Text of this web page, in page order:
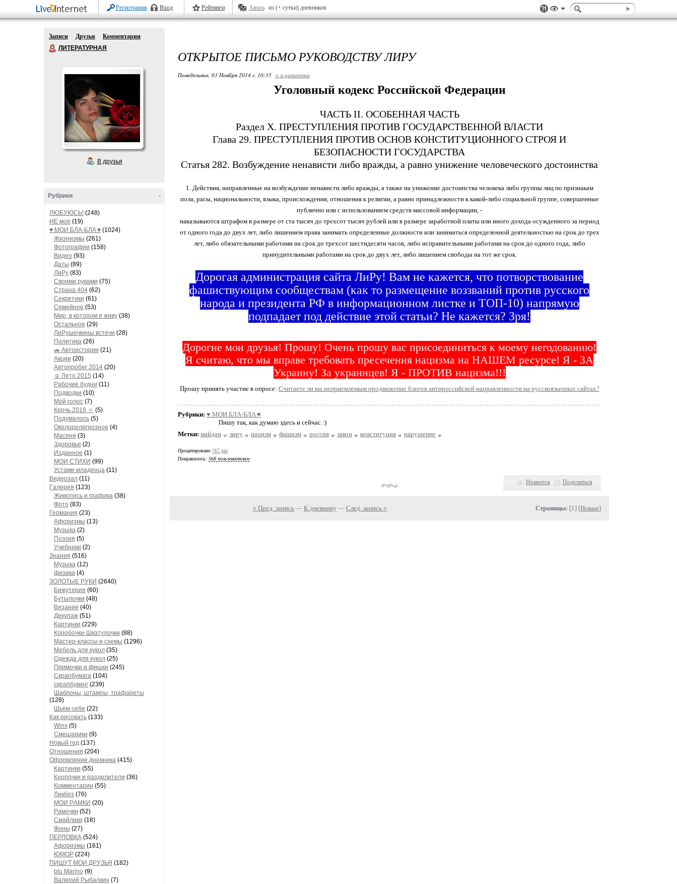
Регистрация Вход Рейтинги Авось из (+ сутки) дневников
Записи Друзья
Комментарии
ЛИТЕРАТУРНАЯ
В друзья
-
Рубрики
ЛЮБУЮСЬ! (248)
НЕ моё (19)
♥ МОИ БЛA-БЛA ♥ (1024)
Жизнизмы (261)
Фотографии (158)
Видео (93)
Даты (89)
ЛиРу (83)
Своими руками (75)
Страна 404 (62)
Секретики (61)
Семейное (53)
Мир, в котором я живу (38)
Остальное (29)
ЛиРушечкины встечи (28)
Политика (26)
🚗 Автоистории (21)
Акции (20)
Автопробег 2014 (20)
☺ Лето 2015 (14)
Рабочие будни (11)
Подводки (10)
Мой голос (7)
Керчь 2016 🔅 (5)
Подумалось (5)
Околорелигиозное (4)
Масяня (3)
Здоровье (2)
Изданное (1)
МОИ СТИХИ (99)
Устами младенца (11)
Видеозал (11)
Гaлерея (123)
Живопись и грaфикa (38)
Фото (83)
Гермaния (23)
Aфоризмы (13)
Музыкa (2)
Поэзия (5)
Учебники (2)
Знания (516)
Музыкa (12)
физика (4)
ЗОЛОТЫЕ РУКИ (2640)
Бижутерия (60)
Бутылочки (48)
Вязaние (40)
Декупaж (51)
Кaртинки (229)
Коробочки-Шкатулочки (88)
Мастер-классы и схемы (1296)
Мебель для кукол (35)
Одеждa для кукол (25)
Примочки и фишки (245)
Скрaпбумaгa (104)
скрапбукинг (239)
Шaблоны, штaмпы, трaфaреты
(128)
Шьём себе (22)
Как рисовать (133)
Winx (5)
Смешарики (9)
Новый год (137)
Отношения (204)
Оформление дневника (415)
Кaртинки (55)
Кнопочки и рaзделители (36)
Комментaрии (55)
Ликбез (76)
МОИ РAМКИ (20)
Рaмочки (52)
Смaйлики (18)
Фоны (27)
ПЕРЛОВКА (524)
Aфоризмы (161)
ЮМОР (224)
ПИШУТ МОИ ДРУЗЬЯ (182)
blu Marino (9)
Валерий Рыбалкин (7)
ОТКРЫТОЕ ПИСЬМО РУКОВОДСТВУ ЛИРУ
Понедельник, 03 Ноября 2014 г. 10:35 + в цитатник
Уголовный кодекс Российской Федерации
ЧАСТЬ II. ОСОБЕННАЯ ЧАСТЬ
Раздел X. ПРЕСТУПЛЕНИЯ ПРОТИВ ГОСУДАРСТВЕННОЙ ВЛАСТИ
Глава 29. ПРЕСТУПЛЕНИЯ ПРОТИВ ОСНОВ КОНСТИТУЦИОННОГО СТРОЯ И
БЕЗОПАСНОСТИ ГОСУДАРСТВА
Статья 282. Возбуждение ненависти либо вражды, а равно унижение человеческого достоинства
1. Действия, направленные на возбуждение ненависти либо вражды, а также на унижение достоинства человека либо группы лиц по признакам
пола, расы, национальности, языка, происхождения, отношения к религии, а равно принадлежности к какой-либо социальной группе, совершенные
публично или с использованием средств массовой информации, -
наказываются штрафом в размере от ста тысяч до трехсот тысяч рублей или в размере заработной платы или иного дохода осужденного за период
от одного года до двух лет, либо лишением права занимать определенные должности или заниматься определенной деятельностью на срок до трех
лет, либо обязательными работами на срок до трехсот шестидесяти часов, либо исправительными работами на срок до одного года, либо
принудительными работами на срок до двух лет, либо лишением свободы на тот же срок.
Дорогая администрация сайта ЛиРу! Вам не кажется, что потворствование
фашиствующим сообществам (как то размещение воззваний против русского
народа и президента РФ в информационном листке и ТОП-10) напрямую
подпадает под действие этой статьи? Не кажется? Зря!
Дорогие мои друзья! Прошу! Очень прошу вас присоединиться к моему негодованию!
Я считаю, что мы вправе требовать пресечения нацизма на НАШЕМ ресурсе! Я - ЗА
Украину! За украинцев! Я - ПРОТИВ нацизма!!!
Прошу принять участие в опросе: Считаете ли вы неприемлемым продвижение блогов антироссийской направленности на русскоязычных сайтах?
Рубрики: ♥ МОИ БЛA-БЛA ♥
Пишу так, как думаю здесь и сейчас :)
Метки: майдан лиру нацизм фашизм россия закон конституция нарушение
Процитировано 767 раз
Понравилось: 568 пользователям
Нравится Поделиться
« Пред. запись — К дневнику — След. запись » Страницы: [1] [Новые]